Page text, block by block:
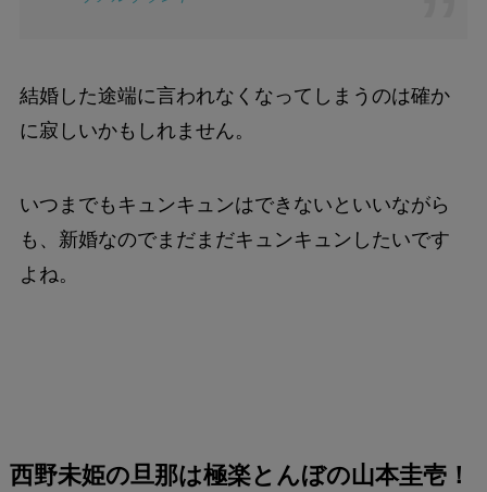
結婚した途端に言われなくなってしまうのは確か
に寂しいかもしれません。
いつまでもキュンキュンはできないといいながら
も、新婚なのでまだまだキュンキュンしたいです
よね。
西野未姫の旦那は極楽とんぼの山本圭壱！